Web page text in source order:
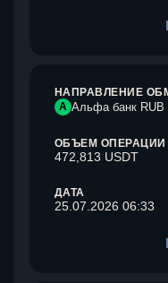
НАПРАВЛЕНИЕ
А Альфа банк RUB
ОБЪЕМ ОПЕРАЦИИ
472,813 USDT
ДАТА
25.07.2026 06:33